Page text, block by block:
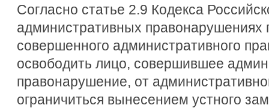
Согласно статье 2.9 Кодекса
административных правонарушениях
совершенного административного
освободить лицо, совершившее
правонарушение, от
ограничиться вынесением устного